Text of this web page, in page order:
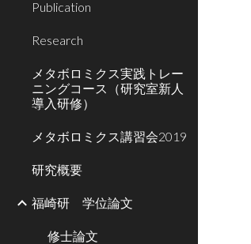
Publication
Research
メタボロミクス実践トレー
ニングコース（研究室新人
導入研修）
メタボロミクス講習会2019
研究概要
福崎研 学位論文
修士論文